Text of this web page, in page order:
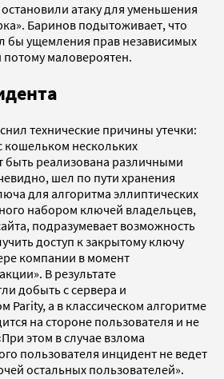
атаку для уменьшения
Баринов подытоживает, что
бы ущемления прав независимых
потому маловероятен.
технические причины утечки:
кошельком нескольких
быть реализована различными
шел по пути хранения
для алгоритма эллиптических
набором ключей владельцев,
подразумевает возможность
доступ к закрытому ключу
компании в момент
В результате
добыть с сервера и
Parity, а в классическом алгоритме
на стороне пользователя и не
этом в случае взлома
пользователя инцидент не ведет
остальных пользователей».